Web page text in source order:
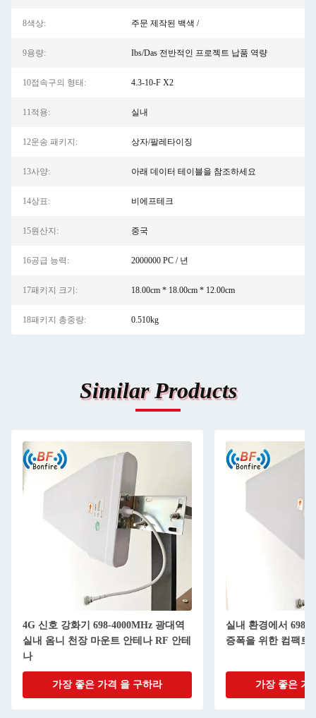
8색상: 주문 제작된 백색 /
9용량: Ibs/Das 전반적인 프로젝트 납품 역량
10접속구의 형태: 4.3-10-F X2
11적용: 실내
12운송 패키지: 상자/팔레타이징
13사양: 아래 데이터 테이블을 참조하세요
14상표: 비에프테크
15원산지: 중국
16공급 능력: 2000000 PC / 년
17패키지 크기: 18.00cm * 18.00cm * 12.00cm
18패키지 총중량: 0.510kg
Similar Products
4G 신호 강화기 698-4000MHz 광대역
실내 옴니 천장 마운트 안테나 RF 안테
나
가장 좋은 가격 을 구하라
실내 환경에서 698-
증폭을 위한 컴팩트
가장 좋은 가